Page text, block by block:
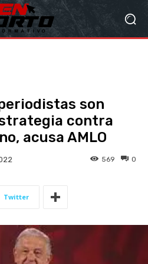
son
contra
acusa AMLO
0
569
Twitter